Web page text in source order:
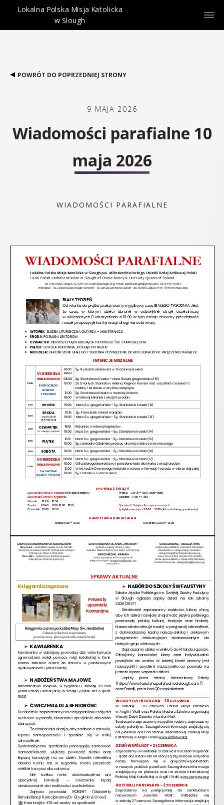
Lokalna Polska Misja Katolicka
w Slough
POWRÓT DO POPRZEDNIEJ STRONY
9 MAJA 2026
Wiadomości parafialne 10
maja 2026
WIADOMOŚCI PARAFIALNE